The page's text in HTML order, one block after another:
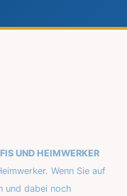
UND HEIMWERKER
Wenn Sie auf
und dabei noch